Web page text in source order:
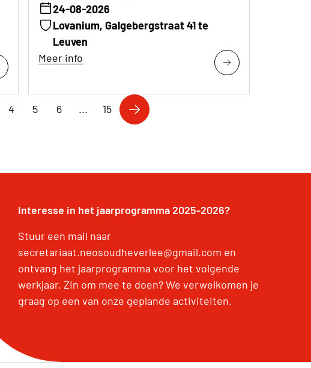
24-08-2026
Lovanium, Galgebergstraat 41 te
Leuven
Meer info
4 5 6 ... 15
Interesse in het jaarprogramma 2025-2026?
Stuur een mail naar
secretariaat.neosoudheverlee@gmail.com en
ontvang het jaarprogramma voor het volgende
werkjaar. Zin om mee te doen? We verwelkomen je
graag op een van onze geplande activiteiten.